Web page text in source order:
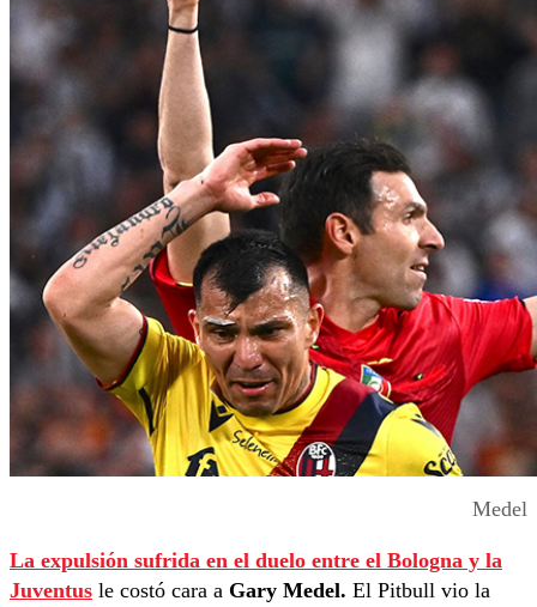
Medel
La expulsión sufrida en el duelo entre el Bologna y la
Juventus le costó cara a Gary Medel. El Pitbull vio la